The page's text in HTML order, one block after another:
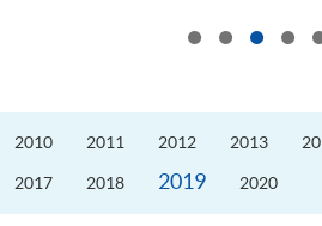
2010 2011 2012 2013
2017 2018 2019 2020